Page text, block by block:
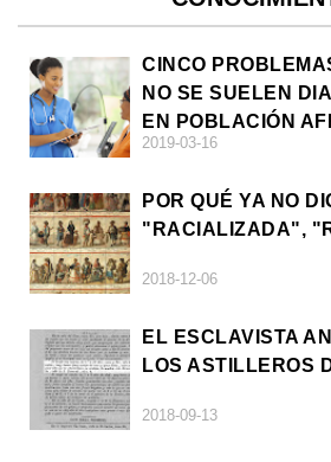
CINCO
NO SE SUELEN
EN POBLACIÓN
2019-03-16
POR QUÉ YA NO
"RACIALIZADA",
2018-12-06
EL ESCLAVISTA
LOS ASTILLEROS
2018-09-13